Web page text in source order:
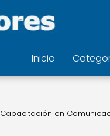
Inicio
Capacitación en